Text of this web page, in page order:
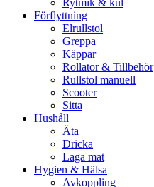
Förflyttning
Elrullstol
Greppa
Käppar
Rollator & Tillbehör
Rullstol manuell
Scooter
Sitta
Hushåll
Äta
Dricka
Laga mat
Hygien & Hälsa
Avkoppling